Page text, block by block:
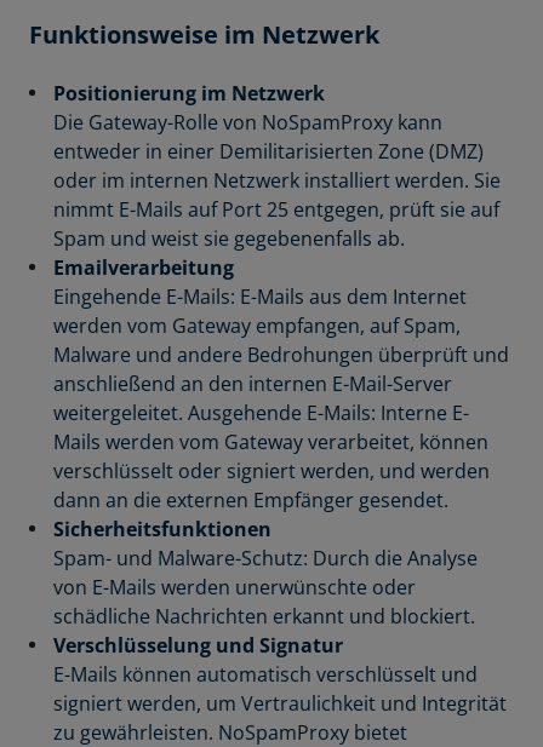
Funktionsweise im Netzwerk
Positionierung im Netzwerk
Die Gateway-Rolle von NoSpamProxy kann
entweder in einer Demilitarisierten Zone (DMZ)
oder im internen Netzwerk installiert werden. Sie
nimmt E-Mails auf Port 25 entgegen, prüft sie auf
Spam und weist sie gegebenenfalls ab.
Emailverarbeitung
Eingehende E-Mails: E-Mails aus dem Internet
werden vom Gateway empfangen, auf Spam,
Malware und andere Bedrohungen überprüft und
anschließend an den internen E-Mail-Server
weitergeleitet. Ausgehende E-Mails: Interne E-
Mails werden vom Gateway verarbeitet, können
verschlüsselt oder signiert werden, und werden
dann an die externen Empfänger gesendet.
Sicherheitsfunktionen
Spam- und Malware-Schutz: Durch die Analyse
von E-Mails werden unerwünschte oder
schädliche Nachrichten erkannt und blockiert.
Verschlüsselung und Signatur
E-Mails können automatisch verschlüsselt und
signiert werden, um Vertraulichkeit und Integrität
zu gewährleisten. NoSpamProxy bietet